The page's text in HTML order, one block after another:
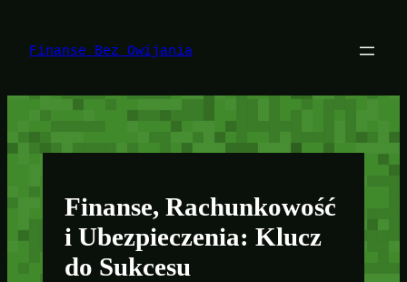
treści
Finanse Bez Owijania
Finanse, Rachunkowość
i Ubezpieczenia: Klucz
do Sukcesu